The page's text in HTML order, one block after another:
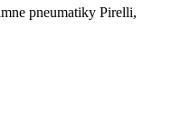
pneumatiky Pirelli,